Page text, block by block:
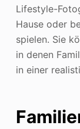
Lifestyle-
Hause oder
spielen. Sie
in denen
in einer